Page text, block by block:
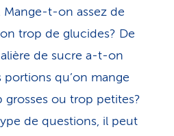
t-on assez de
trop de glucides? De
de sucre a-t-on
portions qu’on mange
ou trop petites?
de questions, il peut